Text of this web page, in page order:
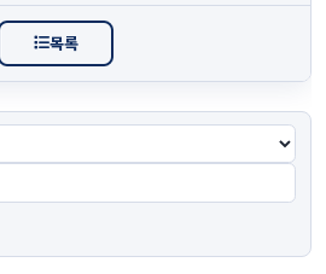
목록